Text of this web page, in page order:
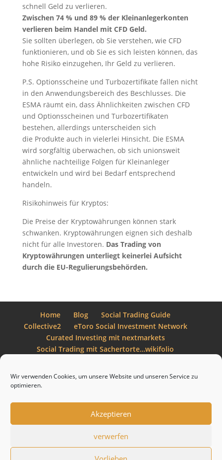
Wir verwenden Cookies, um unsere Website und unseren Service zu
optimieren.
Akzeptieren
verwerfen
schnell Geld zu verlieren.
Zwischen 74 % und 89 % der Kleinanlegerkonten
verlieren beim Handel mit CFD Geld.
Sie sollten überlegen, ob Sie verstehen, wie CFD
funktionieren, und ob Sie es sich leisten können, das
hohe Risiko einzugehen, Ihr Geld zu verlieren.
P.S. Optionsscheine und Turbozertifikate fallen nicht
in den Anwendungsbereich des Beschlusses. Die
ESMA räumt ein, dass Ähnlichkeiten zwischen CFD
und Optionsscheinen und Turbozertifikaten
bestehen, allerdings unterscheiden sich
die Produkte auch in vielerlei Hinsicht. Die ESMA
wird sorgfältig überwachen, ob sich unionsweit
ähnliche nachteilige Folgen für Kleinanleger
entwickeln und wird bei Bedarf entsprechend
handeln.
Risikohinweis für Kryptos:
Die Preise der Kryptowährungen können stark
schwanken. Kryptowährungen eignen sich deshalb
nicht für alle Investoren. Das Trading von
Kryptowährungen unterliegt keinerlei Aufsicht
durch die EU-Regulierungsbehörden.
Home Blog
Social Trading Guide
Collective2
eToro Social Investment Network
Curated Investing mit nextmarkets
Social Trading mit Sachertorte…wikifolio
Impressum
Datenschutzerklärung
Elegant Themes
WordPress